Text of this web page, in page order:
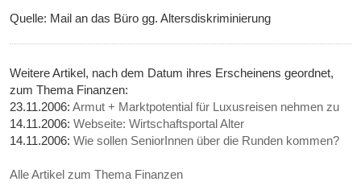
Quelle: Mail an das Büro gg. Altersdiskriminierung
Weitere Artikel, nach dem Datum ihres Erscheinens geordnet,
zum Thema Finanzen:
23.11.2006:Armut + Marktpotential für Luxusreisen nehmen zu
14.11.2006:Webseite: Wirtschaftsportal Alter
14.11.2006:Wie sollen SeniorInnen über die Runden kommen?
Alle Artikel zum Thema Finanzen